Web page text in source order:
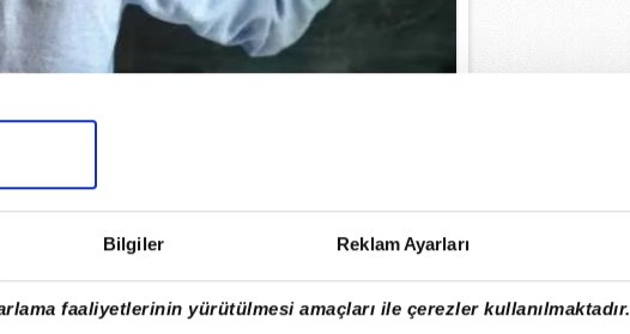
Bilgiler Reklam Ayarları
faaliyetlerinin yürütülmesi amaçları ile çerezler kullanılmaktadır.
BAŞVURULARI NE ZAMAN
tarafından yürütülen ücretli
tek bir ülke genelinde
Başvuru tarihleri, öğretmen